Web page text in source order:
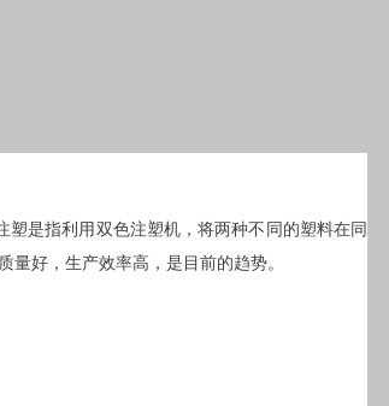
是指利用双色注塑机，将两种不同的塑料在同
好，生产效率高，是目前的趋势。